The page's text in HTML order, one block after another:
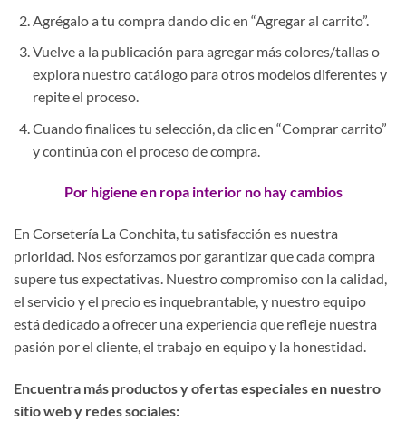
Agrégalo a tu compra dando clic en “Agregar al carrito”.
Vuelve a la publicación para agregar más colores/tallas o
explora nuestro catálogo para otros modelos diferentes y
repite el proceso.
Cuando finalices tu selección, da clic en “Comprar carrito”
y continúa con el proceso de compra.
Por higiene en ropa interior no hay cambios
En Corsetería La Conchita, tu satisfacción es nuestra
prioridad. Nos esforzamos por garantizar que cada compra
supere tus expectativas. Nuestro compromiso con la calidad,
el servicio y el precio es inquebrantable, y nuestro equipo
está dedicado a ofrecer una experiencia que refleje nuestra
pasión por el cliente, el trabajo en equipo y la honestidad.
Encuentra más productos y ofertas especiales en nuestro
sitio web y redes sociales: